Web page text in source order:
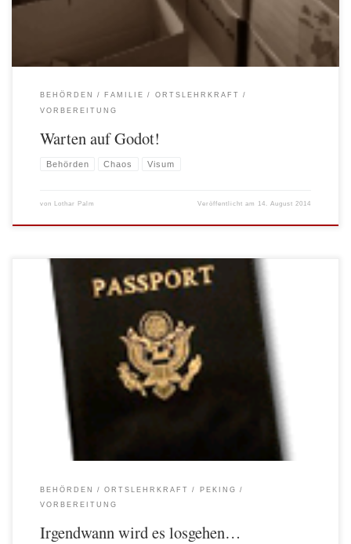
BEHÖRDEN FAMILIE
ORTSLEHRKRAFT
VORBEREITUNG
Warten auf Godot!
Behörden Chaos Visum
von Lothar Palm Veröffentlicht am 14. August 2014
…allerdings scheint es so zu sein, dass wir die Letzten sind, die davon erfahren!
Geplant war eigentlich, dass wir am 10.08. im Flieger Richtung Peking sitzen,
um noch ein paar Tage vor Schuljahresbeginn mit den Kinder gemeinsam in der
„neuen“ Stadt verbringen zu können. Dass jetzt alles anders kommt und wir nach
BEHÖRDEN ORTSLEHRKRAFT
PEKING
VORBEREITUNG
Irgendwann wird es losgehen…